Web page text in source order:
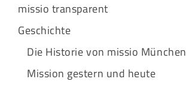
missio transparent
Geschichte
Die Historie von missio München
Mission gestern und heute